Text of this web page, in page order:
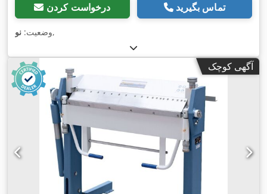
درخواست کردن تماس بگیرید
وضعیت: نو ,
آگهی کوچک